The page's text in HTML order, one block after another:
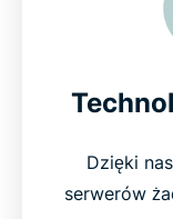
Dzięki
serwerów